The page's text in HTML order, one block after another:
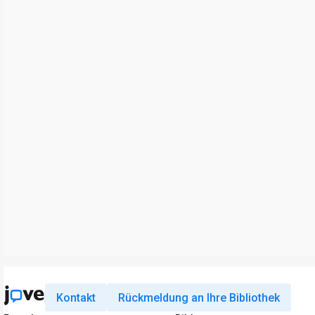
Kontakt Rückmeldung an Ihre Bibliothek